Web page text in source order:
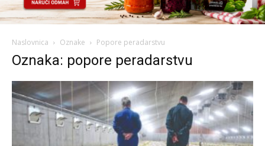
Naslovnica Oznake Popore peradarstvu
Oznaka: popore peradarstvu